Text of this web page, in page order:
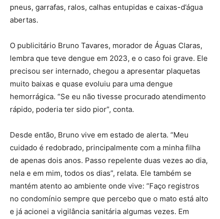
pneus, garrafas, ralos, calhas entupidas e caixas-d’água
abertas.
O publicitário Bruno Tavares, morador de Águas Claras,
lembra que teve dengue em 2023, e o caso foi grave. Ele
precisou ser internado, chegou a apresentar plaquetas
muito baixas e quase evoluiu para uma dengue
hemorrágica. “Se eu não tivesse procurado atendimento
rápido, poderia ter sido pior”, conta.
Desde então, Bruno vive em estado de alerta. “Meu
cuidado é redobrado, principalmente com a minha filha
de apenas dois anos. Passo repelente duas vezes ao dia,
nela e em mim, todos os dias”, relata. Ele também se
mantém atento ao ambiente onde vive: “Faço registros
no condomínio sempre que percebo que o mato está alto
e já acionei a vigilância sanitária algumas vezes. Em